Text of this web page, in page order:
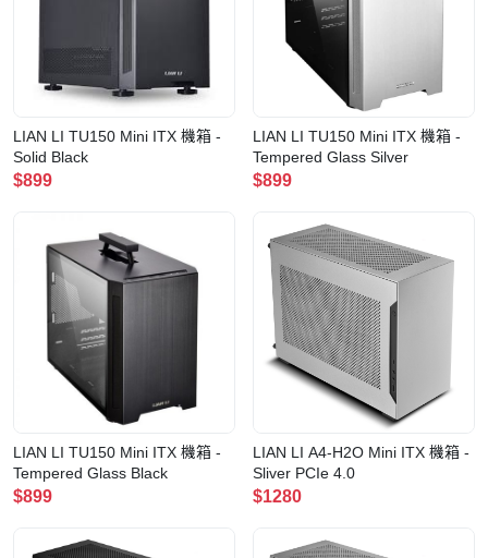
LIAN LI TU150 Mini ITX 機箱 -
Solid Black
$899
LIAN LI TU150 Mini ITX 機箱 -
Tempered Glass Silver
$899
LIAN LI TU150 Mini ITX 機箱 -
Tempered Glass Black
$899
LIAN LI A4-H2O Mini ITX 機箱 -
Sliver PCIe 4.0
$1280